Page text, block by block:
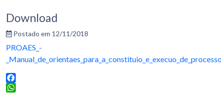
Download
Postado em 12/11/2018
PROAES_-
Facebook